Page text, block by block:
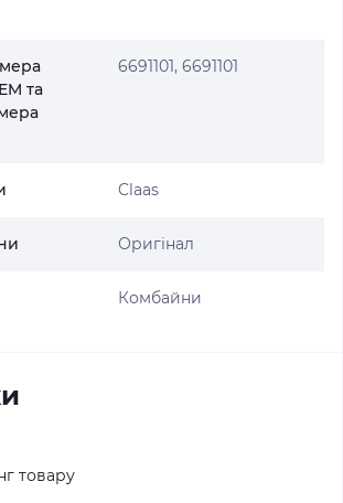
та
6691101, 6691101
Claas
Оригінал
Комбайни
товару